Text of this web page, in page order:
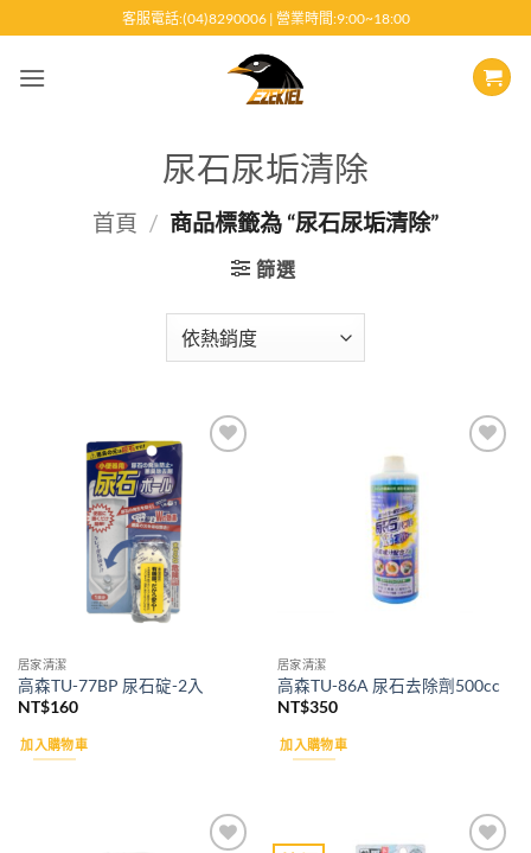
至
客服電話:(04)8290006 | 營業時間:9:00~18:00
尿石尿垢清除
首頁 / 商品標籤為 “尿石尿垢清除”
篩選
居家清潔
高森TU-77BP 尿石碇-2入
NT$160
加入購物車
居家清潔
高森TU-86A 尿石去除劑500cc
NT$350
加入購物車